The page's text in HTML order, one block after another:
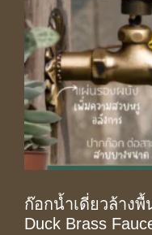
ก๊อกน้ำเดี่ยวล้างพื้
Duck Brass